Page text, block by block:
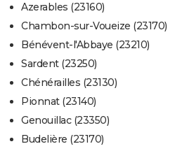
Azerables (23160)
Chambon-sur-Voueize (23170)
Bénévent-l'Abbaye (23210)
Sardent (23250)
Chénérailles (23130)
Pionnat (23140)
Genouillac (23350)
Budelière (23170)